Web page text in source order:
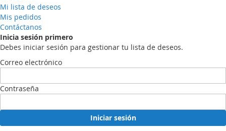
Mi lista de deseos
Mis pedidos
Contáctanos
Inicia sesión primero
Debes iniciar sesión para gestionar tu lista de deseos.
Correo electrónico
Contraseña
Iniciar sesión